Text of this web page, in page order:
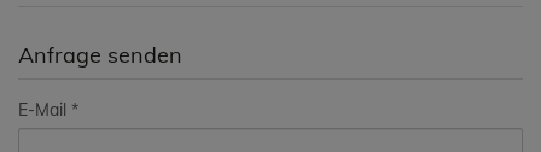
Anfrage senden
E-Mail